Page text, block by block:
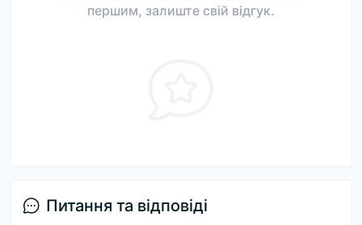
першим, залиште свій відгук.
Питання та відповіді